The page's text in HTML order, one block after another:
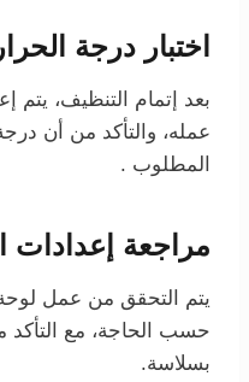
اختبار درجة
بعد إتمام التنظيف، يتم
عمله، والتأكد من أن
المطلوب .
مراجعة إعدادات
يتم التحقق من عمل
حسب الحاجة، مع
بسلاسة.